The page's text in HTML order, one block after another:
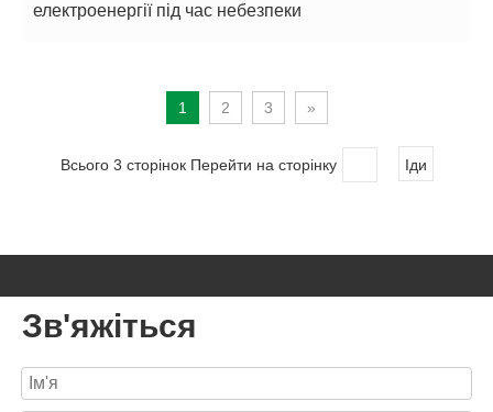
електроенергії під час небезпеки
1 2 3 »
Всього 3 сторінок Перейти на сторінку Іди
Зв'яжіться